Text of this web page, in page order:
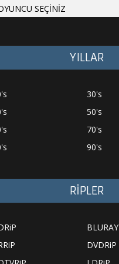
YILLAR
30's
50's
70's
90's
RİPLER
BLURAY
DVDRiP